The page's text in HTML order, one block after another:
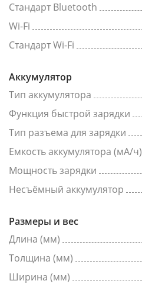
Стандарт Bluetooth
Wi-Fi
Стандарт Wi-Fi
Аккумулятор
Тип аккумулятора
Функция быстрой зарядки
Тип разъема для зарядки
Емкость аккумулятора (мА/ч)
Мощность зарядки
Несъёмный аккумулятор
Размеры и вес
Длина (мм)
Толщина (мм)
Ширина (мм)